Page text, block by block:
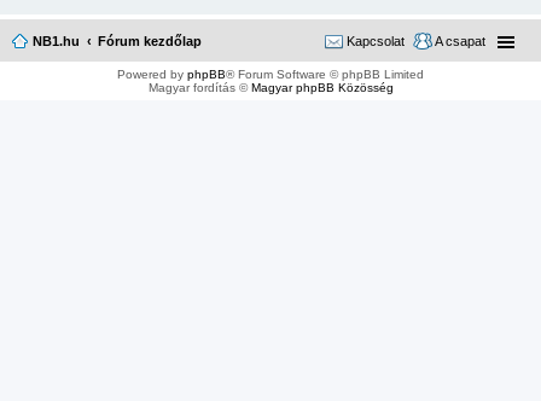
NB1.hu Fórum kezdőlap A csapat
Kapcsolat
Powered by phpBB® Forum Software © phpBB Limited
Magyar fordítás ©Magyar phpBB Közösség